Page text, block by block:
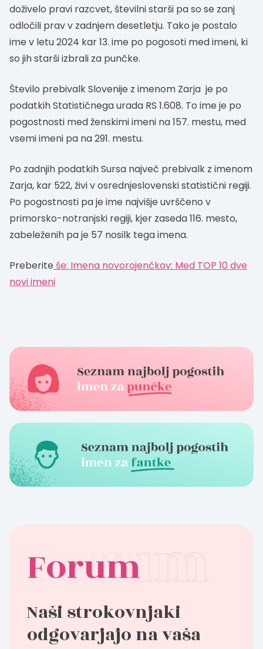
doživelo pravi razcvet, številni starši pa so se zanj
odločili prav v zadnjem desetletju. Tako je postalo
ime v letu 2024 kar 13. ime po pogosoti med imeni, ki
so jih starši izbrali za punčke.
Število prebivalk Slovenije z imenom Zarja je po
podatkih Statističnega urada RS 1.608. To ime je po
pogostnosti med ženskimi imeni na 157. mestu, med
vsemi imeni pa na 291. mestu.
Po zadnjih podatkih Sursa največ prebivalk z imenom
Zarja, kar 522, živi v osrednjeslovenski statistični regiji.
Po pogostnosti pa je ime najvišje uvrščeno v
primorsko-notranjski regiji, kjer zaseda 116. mesto,
zabeleženih pa je 57 nosilk tega imena.
Preberite še: Imena novorojenčkov: Med TOP 10 dve
novi imeni
Forum
Naši strokovnjaki
odgovarjajo na vaša